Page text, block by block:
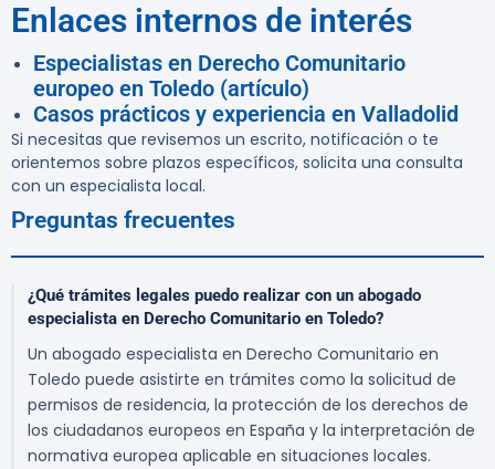
Enlaces internos de interés
Especialistas en Derecho Comunitario
europeo en Toledo (artículo)
Casos prácticos y experiencia en Valladolid
Si necesitas que revisemos un escrito, notificación o te
orientemos sobre plazos específicos, solicita una consulta
con un especialista local.
Preguntas frecuentes
¿Qué trámites legales puedo realizar con un abogado
especialista en Derecho Comunitario en Toledo?
Un abogado especialista en Derecho Comunitario en
Toledo puede asistirte en trámites como la solicitud de
permisos de residencia, la protección de los derechos de
los ciudadanos europeos en España y la interpretación de
normativa europea aplicable en situaciones locales.